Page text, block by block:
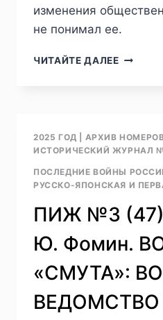
изменения
не понимал ее.
ЧИТАЙТЕ ДАЛЕЕПИЖ
В.
«ВСЕ
ЛИШЬ
СИЛЕ…»:
КНЯЗЯ
С.
2025 ГОД АРХИВ
ИСТОРИЧЕСКИЙ ЖУРНАЛ №
ПОСЛЕДНИЕ ВОЙНЫ
РУССКО-ЯПОНСКАЯ И
ПИЖ №3
Ю. Фомин.
«СМУТА»:
ВЕДОМСТВО